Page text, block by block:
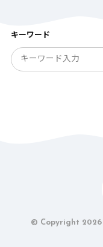
キーワード
© Copyright 2026